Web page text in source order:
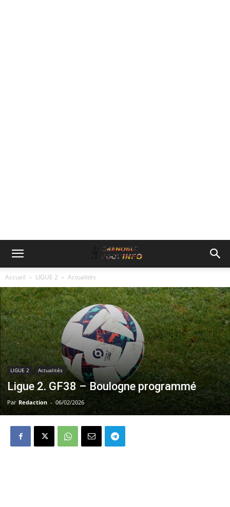
Accueil LIGUE 2 Actualités
LIGUE 2 Actualités
Ligue 2. GF38 – Boulogne programmé
Par Redaction - 06/02/2026